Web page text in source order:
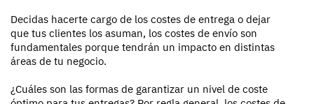
Decidas hacerte cargo de los costes de entrega o dejar
que tus clientes los asuman, los costes de envío son
fundamentales porque tendrán un impacto en distintas
áreas de tu negocio.
¿Cuáles son las formas de garantizar un nivel de coste